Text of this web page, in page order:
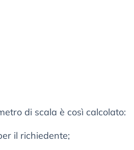
di scala è così calcolato:
il richiedente;